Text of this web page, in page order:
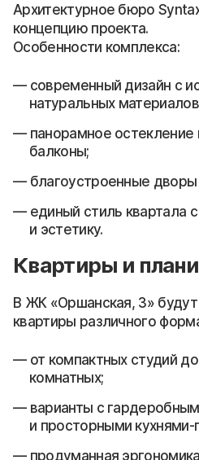
Архитектурное бюро
концепцию проекта.
Особенности комплекса:
современный дизайн с
натуральных
панорамное
балконы;
благоустроенные
единый стиль квартала
и эстетику.
Квартиры и
В ЖК «Оршанская, 3»
квартиры различного
от компактных студий
комнатных;
варианты с
и просторными кухнями-
продуманная